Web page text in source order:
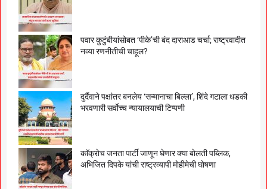
पवार कुटुंबीयांसोबत ‘पीके’ची बंद दाराआड चर्चा; राष्ट्रवादीत
नव्या रणनीतीची चाहूल?
दुर्दैवाने पक्षांतर बनलेय ‘सन्मानाचा बिल्ला’, शिंदे गटाला धडकी
भरवणारी सर्वाेच्च न्यायालयाची टिप्पणी
काॅक्राेच जनता पार्टी जाणून घेणार क्या बाेलती पब्लिक,
अभिजित दिपके यांची राष्ट्रव्यापी माेहीमेची घाेषणा